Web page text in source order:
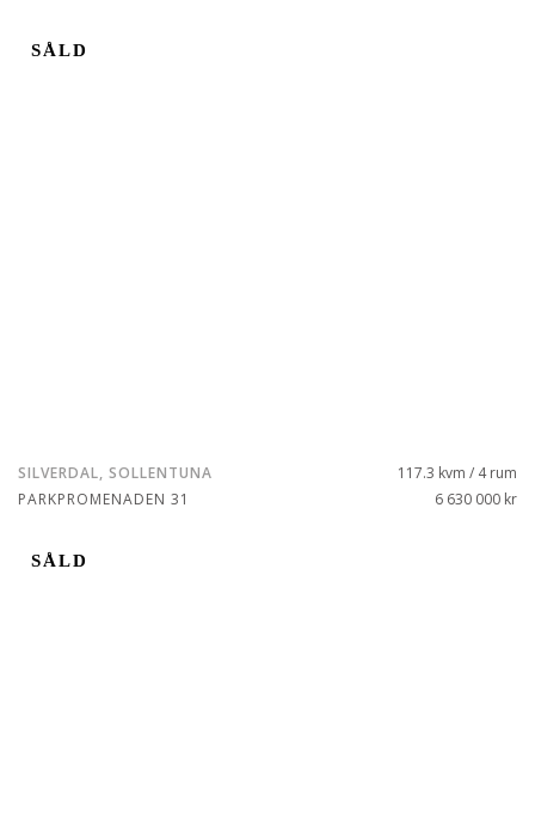
SÅLD
SILVERDAL, SOLLENTUNA
PARKPROMENADEN 31
117.3 kvm / 4 rum
6 630 000 kr
SÅLD